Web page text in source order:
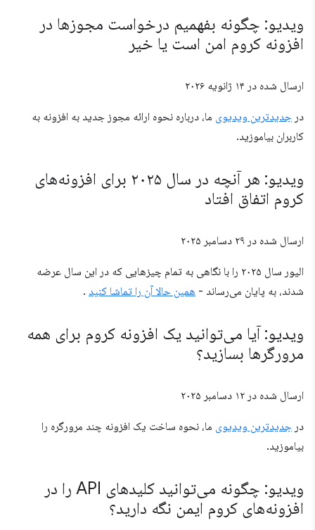
ویدیو: چگونه بفهمیم درخواست مجوزها در
افزونه کروم امن است یا خیر
ارسال شده در۱۴ ژانویه ۲۰۲۶
در جدیدترین ویدیویما، درباره نحوه ارائه مجوز جدید به افزونه به
کاربران بیاموزید.
ویدیو: هر آنچه در سال ۲۰۲۵ برای افزونه‌های
کروم اتفاق افتاد
ارسال شده در۲۹ دسامبر ۲۰۲۵
الیور سال ۲۰۲۵ را با نگاهی به تمام چیزهایی که در این سال عرضه
شدند، به پایان می‌رساند - همین حالا آن را تماشا کنید.
ویدیو: آیا می‌توانید یک افزونه کروم برای همه
مرورگرها بسازید؟
ارسال شده در۱۲ دسامبر ۲۰۲۵
در جدیدترین ویدیویما، نحوه ساخت یک افزونه چند مرورگره را
بیاموزید.
ویدیو: چگونه می‌توانید کلیدهای API را در
افزونه‌های کروم ایمن نگه دارید؟